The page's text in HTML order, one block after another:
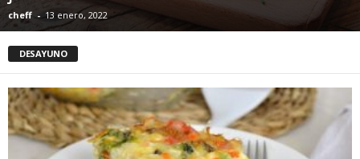
cheff - 13 enero, 2022
DESAYUNO